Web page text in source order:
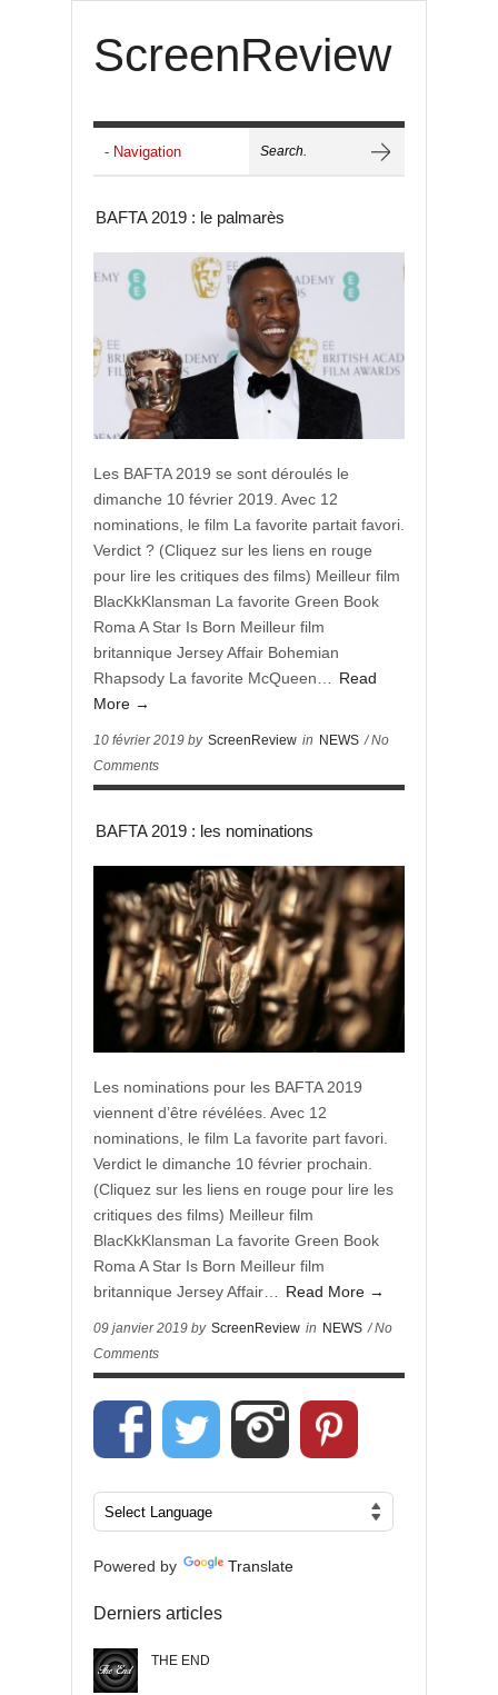
ScreenReview
BAFTA 2019 : le palmarès
Les BAFTA 2019 se sont déroulés le
dimanche 10 février 2019. Avec 12
nominations, le film La favorite partait favori.
Verdict ? (Cliquez sur les liens en rouge
pour lire les critiques des films) Meilleur film
BlacKkKlansman La favorite Green Book
Roma A Star Is Born Meilleur film
britannique Jersey Affair Bohemian
Rhapsody La favorite McQueen…
Read
More →
10 février 2019 by ScreenReview in NEWS / No
Comments
BAFTA 2019 : les nominations
Les nominations pour les BAFTA 2019
viennent d’être révélées. Avec 12
nominations, le film La favorite part favori.
Verdict le dimanche 10 février prochain.
(Cliquez sur les liens en rouge pour lire les
critiques des films) Meilleur film
BlacKkKlansman La favorite Green Book
Roma A Star Is Born Meilleur film
britannique Jersey Affair…
Read More →
09 janvier 2019 by ScreenReview in NEWS / No
Comments
Powered by Translate
Derniers articles
THE END